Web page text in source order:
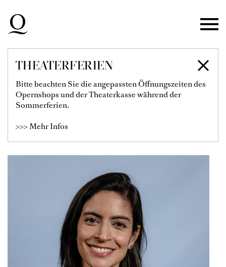
Zur Hauptnavigation springen
Zum Hauptinhalt springen
Zum Footer springen
THEATERFERIEN
Bitte beachten Sie die angepassten Öffnungszeiten des
Opernshops und der Theaterkasse während der
Sommerferien.
>>> Mehr Infos
SABINA LÓPEZ
Leitung Kinderchor am Rhein